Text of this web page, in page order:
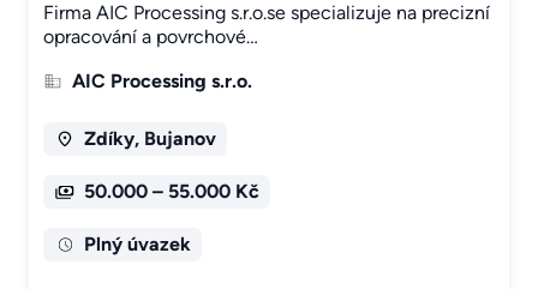
Firma AIC Processing s.r.o.se specializuje na precizní
opracování a povrchové…
AIC Processing s.r.o.
Zdíky, Bujanov
50.000 – 55.000 Kč
Plný úvazek